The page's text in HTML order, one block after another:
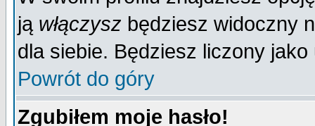
ją włączysz będziesz widoczny
dla siebie. Będziesz liczony
Powrót do góry
Zgubiłem moje hasło!